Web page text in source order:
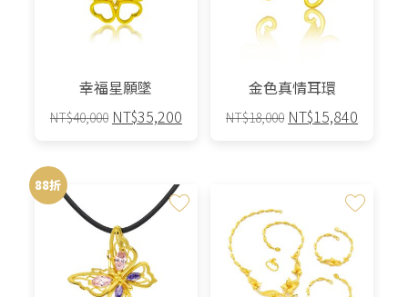
幸福星願墜
NT$40,000 原
NT$40,000。
NT$35,200目
NT$35,200。
金色真情耳環
NT$18,000 原
NT$18,000。
NT$15,840
88折